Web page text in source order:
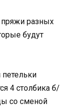
разных
будут
петельки
4 столбика б/
со сменой